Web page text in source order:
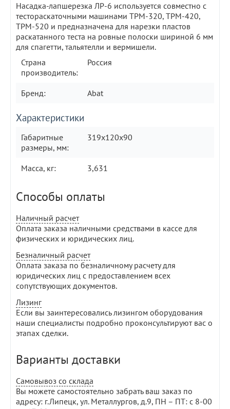
Насадка-лапшерезка ЛР-6 используется совместно с
тестораскаточными машинами ТРМ-320, ТРМ-420,
ТРМ-520 и предназначена для нарезки пластов
раскатанного теста на ровные полоски шириной 6 мм
для спагетти, тальятелли и вермишели.
Страна
производитель:
Россия
Бренд: Abat
Характеристики
Габаритные
размеры, мм:
319х120х90
Масса, кг: 3,631
Способы оплаты
Наличный расчет
Оплата заказа наличными средствами в кассе для
физических и юридических лиц.
Безналичный расчет
Оплата заказа по безналичному расчету для
юридических лиц с предоставлением всех
сопутствующих документов.
Лизинг
Если вы заинтересовались лизингом оборудования
наши специалисты подробно проконсультируют вас о
этапах сделки.
Варианты доставки
Самовывоз со склада
Вы можете самостоятельно забрать ваш заказ по
адресу: г.Липецк, ул. Металлургов, д.9, ПН – ПТ: с 8-00